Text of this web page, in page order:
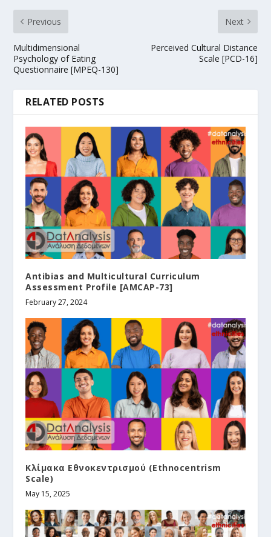
Previous
Multidimensional
Psychology of Eating
Questionnaire [MPEQ-130]
Next
Perceived Cultural Distance
Scale [PCD-16]
RELATED POSTS
Antibias and Multicultural Curriculum
Assessment Profile [AMCAP-73]
February 27, 2024
Κλίμακα Εθνοκεντρισμού (Ethnocentrism
Scale)
May 15, 2025